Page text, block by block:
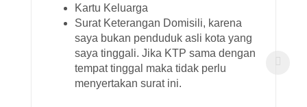
Kartu Keluarga
Surat Keterangan Domisili, karena
saya bukan penduduk asli kota yang
saya tinggali. Jika KTP sama dengan
tempat tinggal maka tidak perlu
menyertakan surat ini.